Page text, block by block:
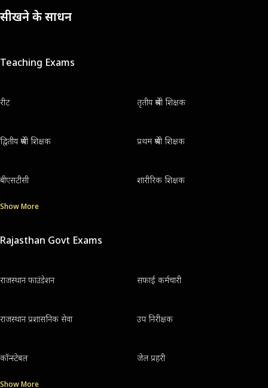
सीखने के साधन
Teaching Exams
रीट तृतीय श्रेणी शिक्षक
द्वितीय श्रेणी शिक्षक प्रथम श्रेणी शिक्षक
बीएसटीसी शारीरिक शिक्षक
Show More
Rajasthan Govt Exams
राजस्थान फाउंडेशन सफाई कर्मचारी
राजस्थान प्रशासनिक सेवा उप निरीक्षक
कॉन्स्टेबल जेल प्रहरी
Show More